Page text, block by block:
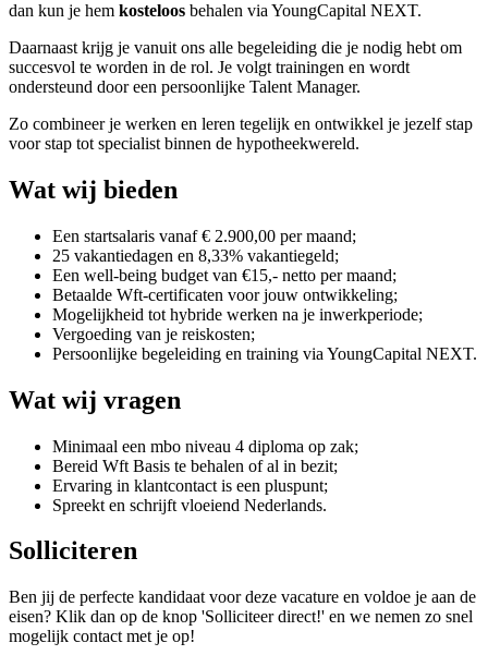
dan kun je hem kosteloos behalen via YoungCapital NEXT.
Daarnaast krijg je vanuit ons alle begeleiding die je nodig hebt om
succesvol te worden in de rol. Je volgt trainingen en wordt
ondersteund door een persoonlijke Talent Manager.
Zo combineer je werken en leren tegelijk en ontwikkel je jezelf stap
voor stap tot specialist binnen de hypotheekwereld.
Wat wij bieden
Een startsalaris vanaf € 2.900,00 per maand;
25 vakantiedagen en 8,33% vakantiegeld;
Een well-being budget van €15,- netto per maand;
Betaalde Wft-certificaten voor jouw ontwikkeling;
Mogelijkheid tot hybride werken na je inwerkperiode;
Vergoeding van je reiskosten;
Persoonlijke begeleiding en training via YoungCapital NEXT.
Wat wij vragen
Minimaal een mbo niveau 4 diploma op zak;
Bereid Wft Basis te behalen of al in bezit;
Ervaring in klantcontact is een pluspunt;
Spreekt en schrijft vloeiend Nederlands.
Solliciteren
Ben jij de perfecte kandidaat voor deze vacature en voldoe je aan de
eisen? Klik dan op de knop 'Solliciteer direct!' en we nemen zo snel
mogelijk contact met je op!